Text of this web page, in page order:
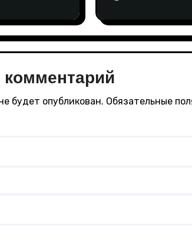
будет опубликован. Обязательные